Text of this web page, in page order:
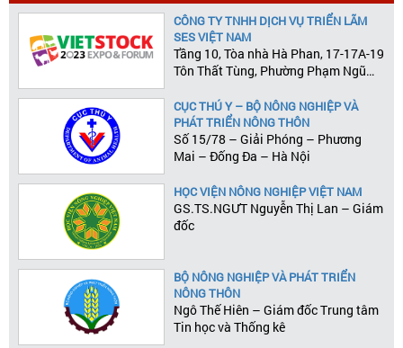
CÔNG TY TNHH DỊCH VỤ TRIỂN LÃM
SES VIỆT NAM
Tầng 10, Tòa nhà Hà Phan, 17-17A-19
Tôn Thất Tùng, Phường Phạm Ngũ
CỤC THÚ Y – BỘ NÔNG NGHIỆP VÀ
PHÁT TRIỂN NÔNG THÔN
Số 15/78 – Giải Phóng – Phương
Mai – Đống Đa – Hà Nội
HỌC VIỆN NÔNG NGHIỆP VIỆT NAM
GS.TS.NGƯT Nguyễn Thị Lan – Giám
đốc
BỘ NÔNG NGHIỆP VÀ PHÁT TRIỂN
NÔNG THÔN
Ngô Thế Hiên – Giám đốc Trung tâm
Tin học và Thống kê